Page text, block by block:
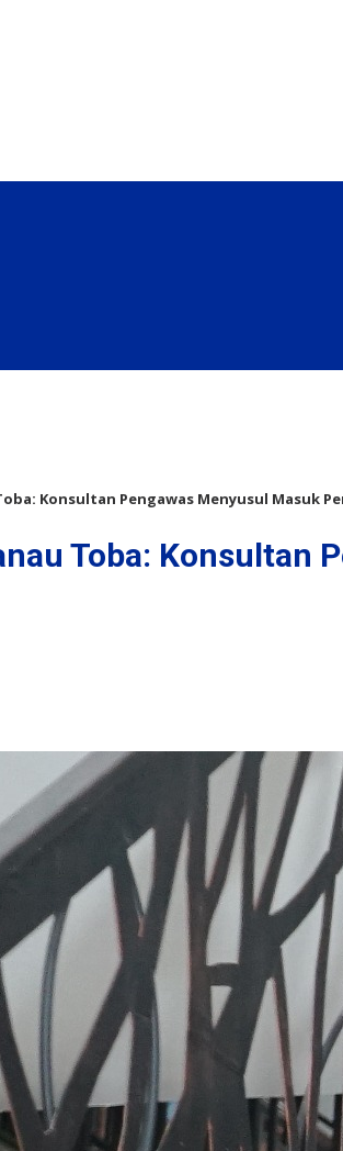
Konsultan Pengawas Menyusul Masuk
Toba: Konsultan